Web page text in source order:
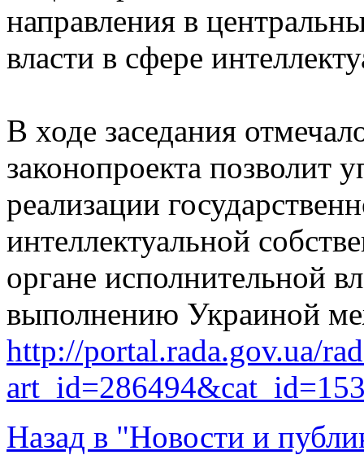
направления в
власти в сфере
В ходе заседания
законопроекта позволит
реализации
интеллектуальной
органе исполнительной
выполнению Украиной
http://portal.rada.gov.ua/
Назад в "Новости и